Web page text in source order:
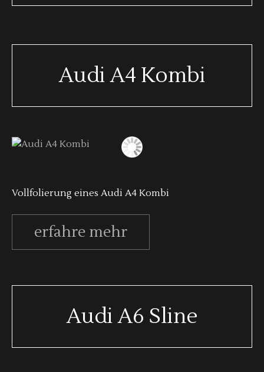
Audi A4 Kombi
Vollfolierung eines Audi A4 Kombi
erfahre mehr
Audi A6 Sline